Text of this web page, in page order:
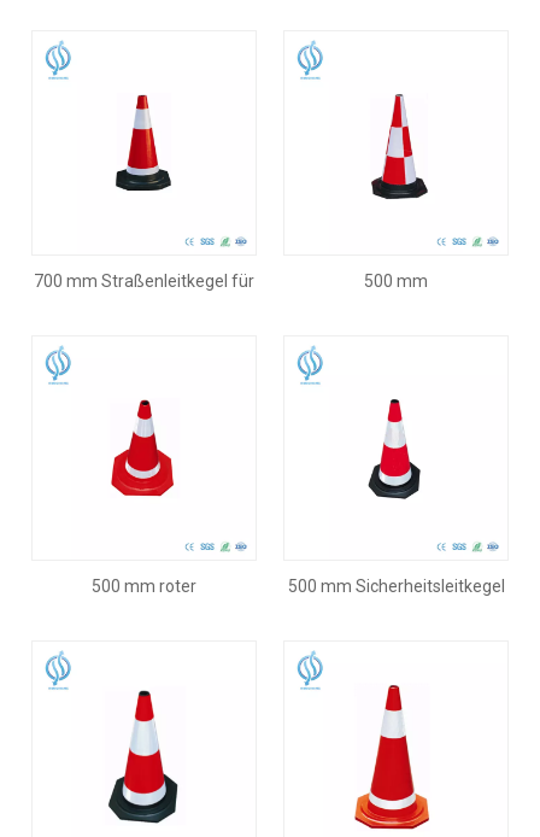
700 mm Straßenleitkegel für
500 mm
500 mm roter
500 mm Sicherheitsleitkegel